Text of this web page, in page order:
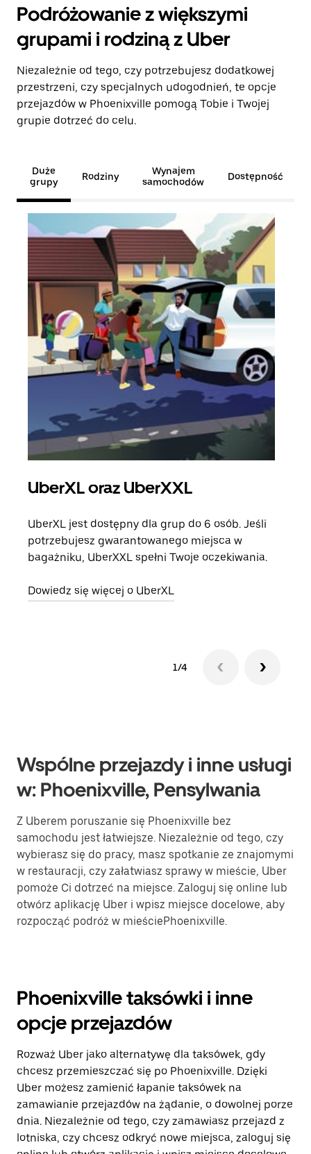
Podróżowanie z większymi
grupami i rodziną z Uber
Niezależnie od tego, czy potrzebujesz dodatkowej
przestrzeni, czy specjalnych udogodnień, te opcje
przejazdów w Phoenixville pomogą Tobie i Twojej
grupie dotrzeć do celu.
Duże
grupy
Rodziny
Wynajem
samochodów
Dostępność
UberXL oraz UberXXL
UberXL jest dostępny dla grup do 6 osób. Jeśli
potrzebujesz gwarantowanego miejsca w
bagażniku, UberXXL spełni Twoje oczekiwania.
Dowiedz się więcej o UberXL
1/4
Wspólne przejazdy i inne usługi
w: Phoenixville, Pensylwania
Z Uberem poruszanie się Phoenixville bez
samochodu jest łatwiejsze. Niezależnie od tego, czy
wybierasz się do pracy, masz spotkanie ze znajomymi
w restauracji, czy załatwiasz sprawy w mieście, Uber
pomoże Ci dotrzeć na miejsce. Zaloguj się online lub
otwórz aplikację Uber i wpisz miejsce docelowe, aby
rozpocząć podróż w mieściePhoenixville.
Phoenixville taksówki i inne
opcje przejazdów
Rozważ Uber jako alternatywę dla taksówek, gdy
chcesz przemieszczać się po Phoenixville. Dzięki
Uber możesz zamienić łapanie taksówek na
zamawianie przejazdów na żądanie, o dowolnej porze
dnia. Niezależnie od tego, czy zamawiasz przejazd z
lotniska, czy chcesz odkryć nowe miejsca, zaloguj się